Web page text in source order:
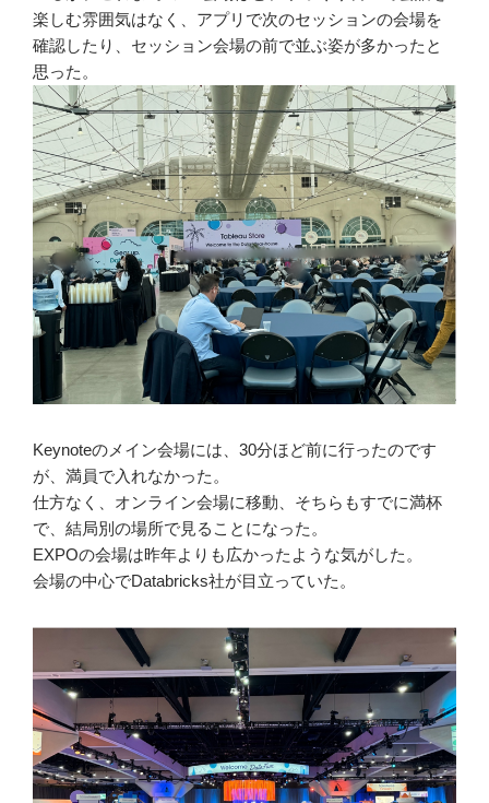
楽しむ雰囲気はなく、アプリで次のセッションの会場を
確認したり、セッション会場の前で並ぶ姿が多かったと
思った。
Keynoteのメイン会場には、30分ほど前に行ったのです
が、満員で入れなかった。
仕方なく、オンライン会場に移動、そちらもすでに満杯
で、結局別の場所で見ることになった。
EXPOの会場は昨年よりも広かったような気がした。
会場の中心でDatabricks社が目立っていた。